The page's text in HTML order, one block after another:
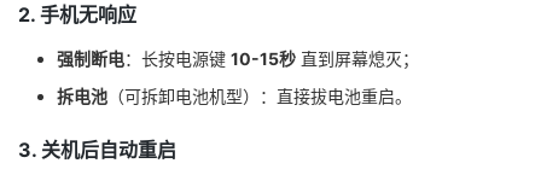
2. 手机无响应
强制断电：长按电源键 10-15秒 直到屏幕熄灭；
拆电池 （可拆卸电池机型）：直接拔电池重启。
3. 关机后自动重启